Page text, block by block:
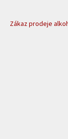
Zákaz prodeje